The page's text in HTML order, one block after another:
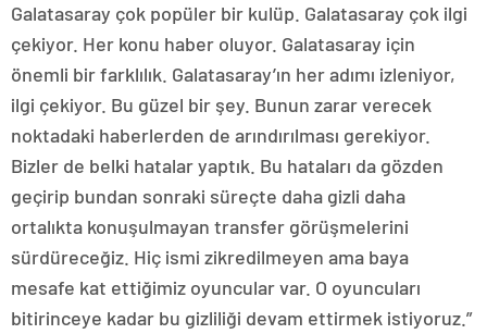
Galatasaray çok popüler bir kulüp. Galatasaray çok ilgi
çekiyor. Her konu haber oluyor. Galatasaray için
önemli bir farklılık. Galatasaray’ın her adımı izleniyor,
ilgi çekiyor. Bu güzel bir şey. Bunun zarar verecek
noktadaki haberlerden de arındırılması gerekiyor.
Bizler de belki hatalar yaptık. Bu hataları da gözden
geçirip bundan sonraki süreçte daha gizli daha
ortalıkta konuşulmayan transfer görüşmelerini
sürdüreceğiz. Hiç ismi zikredilmeyen ama baya
mesafe kat ettiğimiz oyuncular var. O oyuncuları
bitirinceye kadar bu gizliliği devam ettirmek istiyoruz.”